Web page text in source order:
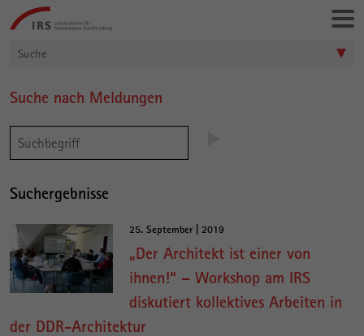
Gehe
direkt
Leibniz-
Institut
Suche
Suche nach Meldungen
Suchergebnisse
25. September | 2019
„Der Architekt ist einer von
ihnen!“ – Workshop am IRS
diskutiert kollektives Arbeiten in
der DDR-Architektur